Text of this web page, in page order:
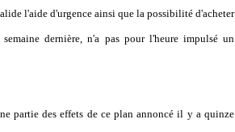
l'aide d'urgence ainsi que la possibilité d'acheter
dernière, n'a pas pour l'heure impulsé un
partie des effets de ce plan annoncé il y a quinze